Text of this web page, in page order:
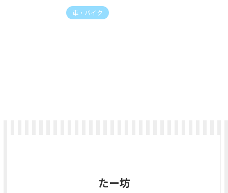
車・バイク
たー坊